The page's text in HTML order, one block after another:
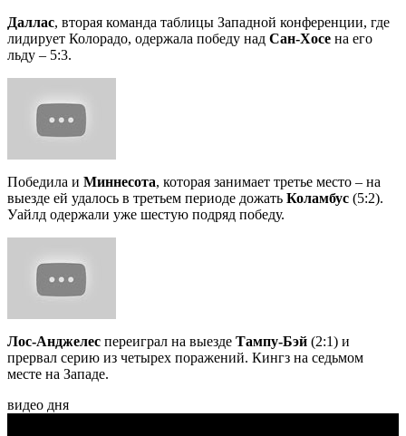
Даллас, вторая команда таблицы Западной конференции, где
лидирует Колорадо, одержала победу над Сан-Хосе на его
льду – 5:3.
Победила и Миннесота, которая занимает третье место – на
выезде ей удалось в третьем периоде дожать Коламбус (5:2).
Уайлд одержали уже шестую подряд победу.
Лос-Анджелес переиграл на выезде Тампу-Бэй (2:1) и
прервал серию из четырех поражений. Кингз на седьмом
месте на Западе.
видео дня